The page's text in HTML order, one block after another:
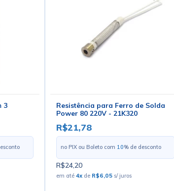
3
Resistência para Ferro de Solda
Power 80 220V - 21K320
R$21,78
no PIX ou Boleto com 10% de desconto
R$24,20
em até 4xde R$6,05s/ juros